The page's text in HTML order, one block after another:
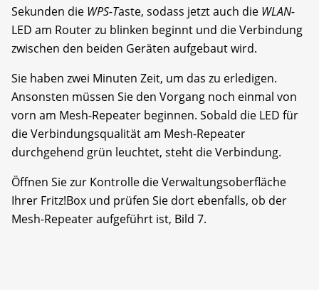
Sekunden die WPS-Taste, sodass jetzt auch die WLAN-
LED am Router zu blinken beginnt und die Verbindung
zwischen den beiden Geräten aufgebaut wird.
Sie haben zwei Minuten Zeit, um das zu erledigen.
Ansonsten müssen Sie den Vorgang noch einmal von
vorn am Mesh-Repeater beginnen. Sobald die LED für
die Verbindungsqualität am Mesh-Repeater
durchgehend grün leuchtet, steht die Verbindung.
Öffnen Sie zur Kontrolle die Verwaltungsoberfläche
Ihrer Fritz!Box und prüfen Sie dort ebenfalls, ob der
Mesh-Repeater aufgeführt ist, Bild 7.